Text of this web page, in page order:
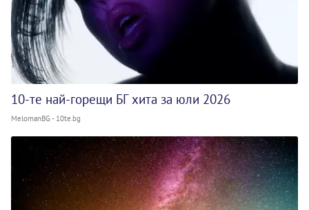
10-те най-горещи БГ хита за юли 2026
MelomanBG - 10te.bg